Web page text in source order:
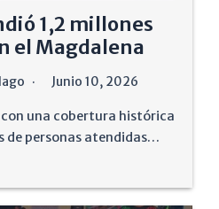
1,2 millones
el Magdalena
Junio 10, 2026
con una cobertura histórica
de personas atendidas…